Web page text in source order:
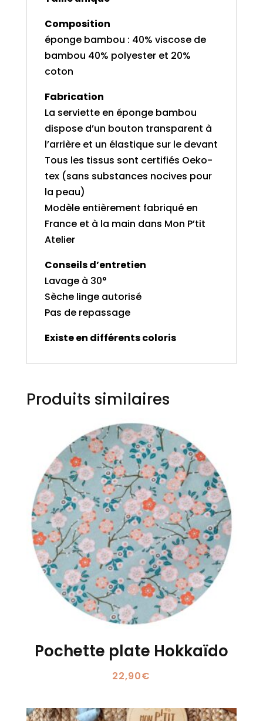
Composition
éponge bambou : 40% viscose de
bambou 40% polyester et 20%
coton
Fabrication
La serviette en éponge bambou
dispose d’un bouton transparent à
l’arrière et un élastique sur le devant
Tous les tissus sont certifiés Oeko-
tex (sans substances nocives pour
la peau)
Modèle entièrement fabriqué en
France et à la main dans Mon P’tit
Atelier
Conseils d’entretien
Lavage à 30°
Sèche linge autorisé
Pas de repassage
Existe en différents coloris
Produits similaires
Pochette plate Hokkaïdo
22,90€